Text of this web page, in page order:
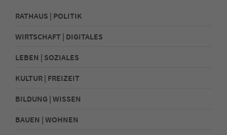
RATHAUS | POLITIK
WIRTSCHAFT | DIGITALES
LEBEN | SOZIALES
KULTUR | FREIZEIT
BILDUNG | WISSEN
BAUEN | WOHNEN